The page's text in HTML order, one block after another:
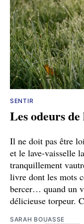
SENTIR
Les odeurs de
Il ne doit pas être
et le lave-vaisselle
tranquillement
livre dont les mots
bercer… quand un
délicieuse torpeur.
SARAH BOUASSE